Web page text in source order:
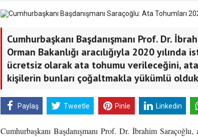
Cumhurbaşkanı Başdanışmanı Prof. Dr.
Orman Bakanlığı aracılığıyla 2020
ücretsiz olarak ata tohumu verileceğini,
kişilerin bunları çoğaltmakla yükümlü
Paylaş Tweetle Pinle Linkedin
Cumhurbaşkanı Başdanışmanı Prof. Dr. İbrahim